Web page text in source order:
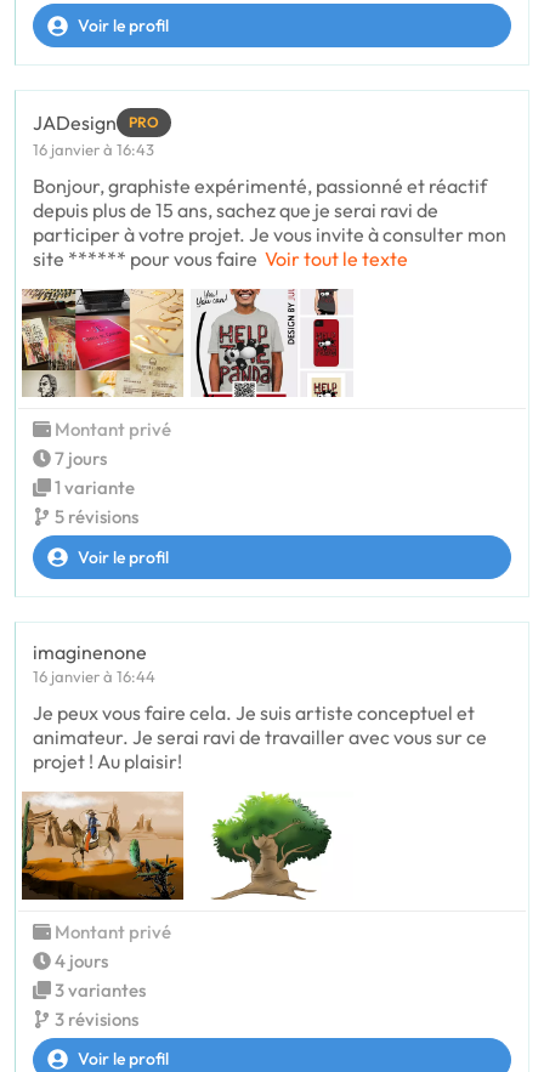
Voir le profil
JADesign PRO
16 janvier à 16:43
Bonjour, graphiste expérimenté, passionné et réactif
depuis plus de 15 ans, sachez que je serai ravi de
participer à votre projet. Je vous invite à consulter mon
site ****** pour vous faire Voir tout le texte
Montant privé
7 jours
1 variante
5 révisions
Voir le profil
imaginenone
16 janvier à 16:44
Je peux vous faire cela. Je suis artiste conceptuel et
animateur. Je serai ravi de travailler avec vous sur ce
projet ! Au plaisir!
Montant privé
4 jours
3 variantes
3 révisions
Voir le profil